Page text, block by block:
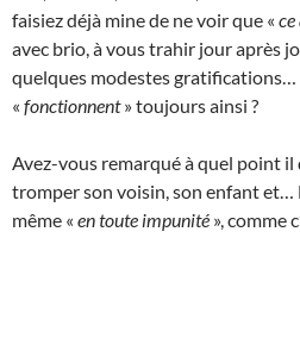
faisiez déjà mine de ne voir que « ce
avec brio, à vous trahir jour après
quelques modestes gratifications…
« fonctionnent» toujours ainsi ?
Avez-vous remarqué à quel point
tromper son voisin, son enfant et…
même « en toute impunité », comme